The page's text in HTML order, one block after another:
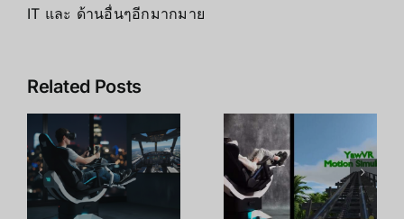
IT และ ด้านอื่นๆอีกมากมาย
Related Posts
จุดแข็งของ
Yaw2 VR
เกม VR ที่ใช้
Yaw2 VR